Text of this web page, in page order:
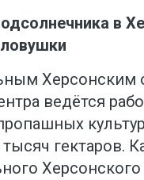
в
Херсонским
ведётся
гектаров.